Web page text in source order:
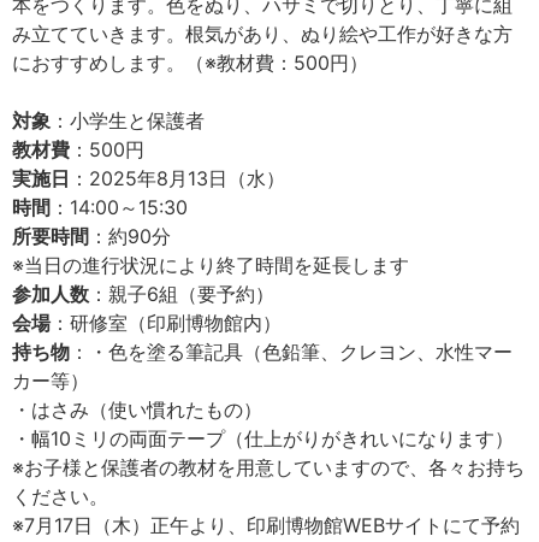
本をつくります。色をぬり、ハサミで切りとり、丁寧に組
み立てていきます。根気があり、ぬり絵や工作が好きな方
におすすめします。（※教材費：500円）
対象 ：小学生と保護者
教材費 ：500円
実施日 ：2025年8月13日（水）
時間 ：14:00～15:30
所要時間 ：約90分
※当日の進行状況により終了時間を延長します
参加人数 ：親子6組（要予約）
会場：研修室（印刷博物館内）
持ち物 ：・色を塗る筆記具（色鉛筆、クレヨン、水性マー
カー等）
・はさみ（使い慣れたもの）
・幅10ミリの両面テープ（仕上がりがきれいになります）
※お子様と保護者の教材を用意していますので、各々お持ち
ください。
※7月17日（木）正午より、印刷博物館WEBサイトにて予約